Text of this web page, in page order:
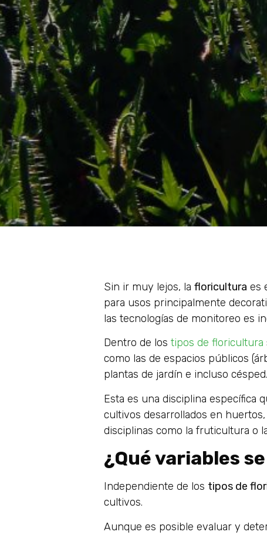
Sin ir muy lejos, la floricultura es
para usos principalmente
las tecnologías de monitoreo es
Dentro de los tipos de floricultura
como las de espacios públicos
plantas de jardín e incluso césped.
Esta es una disciplina específica
cultivos desarrollados en
disciplinas como la fruticultura o
¿Qué variables
Independiente de los tipos de
cultivos.
Aunque es posible evaluar y